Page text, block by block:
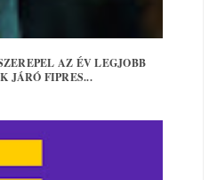
AZ ÉV LEGJOBB
JÁRÓ FIPRES...